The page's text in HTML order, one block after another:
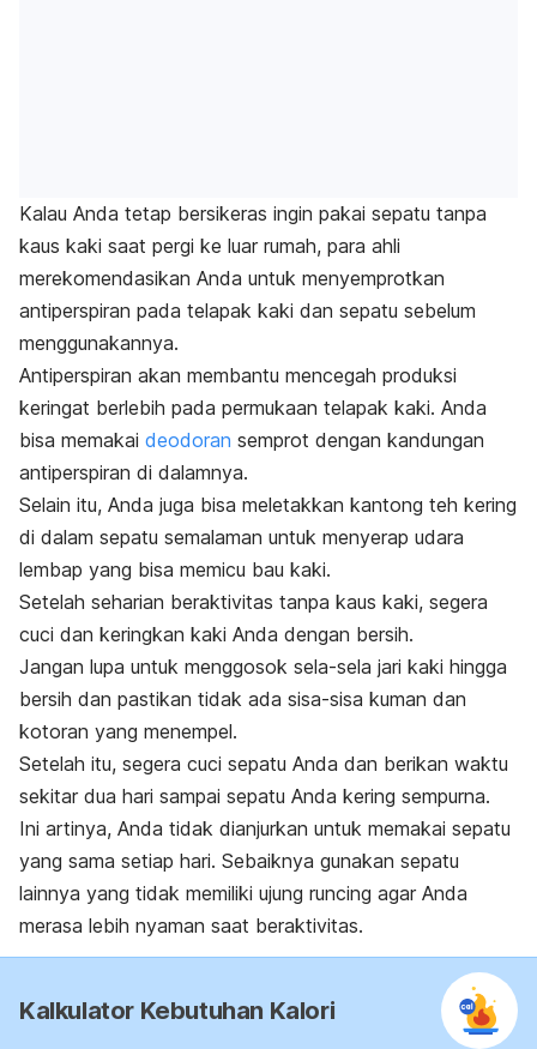
Kalau Anda tetap bersikeras ingin pakai sepatu tanpa
kaus kaki saat pergi ke luar rumah, para ahli
merekomendasikan Anda untuk menyemprotkan
antiperspiran pada telapak kaki dan sepatu sebelum
menggunakannya.
Antiperspiran akan membantu mencegah produksi
keringat berlebih pada permukaan telapak kaki. Anda
bisa memakai deodoran semprot dengan kandungan
antiperspiran di dalamnya.
Selain itu, Anda juga bisa meletakkan kantong teh kering
di dalam sepatu semalaman untuk menyerap udara
lembap yang bisa memicu bau kaki.
Setelah seharian beraktivitas tanpa kaus kaki, segera
cuci dan keringkan kaki Anda dengan bersih.
Jangan lupa untuk menggosok sela-sela jari kaki hingga
bersih dan pastikan tidak ada sisa-sisa kuman dan
kotoran yang menempel.
Setelah itu, segera cuci sepatu Anda dan berikan waktu
sekitar dua hari sampai sepatu Anda kering sempurna.
Ini artinya, Anda tidak dianjurkan untuk memakai sepatu
yang sama setiap hari. Sebaiknya gunakan sepatu
lainnya yang tidak memiliki ujung runcing agar Anda
merasa lebih nyaman saat beraktivitas.
Kalkulator Kebutuhan Kalori